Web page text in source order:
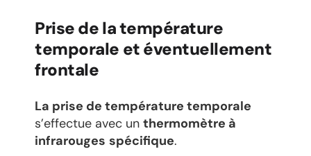
Prise de la température
temporale et éventuellement
frontale
La prise de température temporale
s’effectue avec unthermomètre à
infrarouges spécifique.